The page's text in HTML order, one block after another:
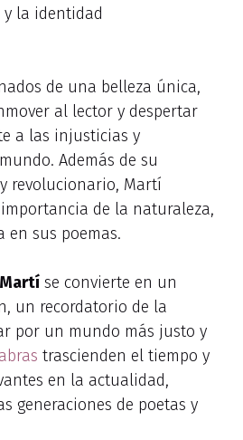
la identidad
de una belleza única,
al lector y despertar
a las injusticias y
Además de su
revolucionario, Martí
de la naturaleza,
sus poemas.
se convierte en un
un recordatorio de la
por un mundo más justo y
trascienden el tiempo y
en la actualidad,
generaciones de poetas y